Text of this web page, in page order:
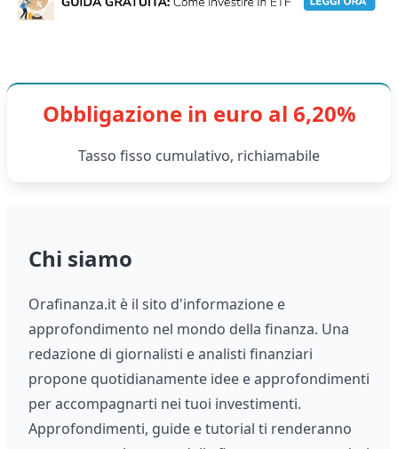
Obbligazione in euro al 6,20%
Tasso fisso cumulativo, richiamabile
Chi siamo
Orafinanza.it è il sito d'informazione e
approfondimento nel mondo della finanza. Una
redazione di giornalisti e analisti finanziari
propone quotidianamente idee e approfondimenti
per accompagnarti nei tuoi investimenti.
Approfondimenti, guide e tutorial ti renderanno